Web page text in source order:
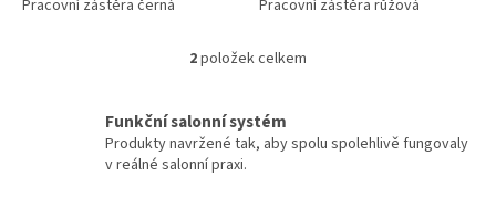
Pracovní zástěra černá Pracovní zástěra růžová
O
á
d
2položek celkem
Funkční salonní systém
Produkty navržené tak, aby spolu spolehlivě fungovaly
v reálné salonní praxi.